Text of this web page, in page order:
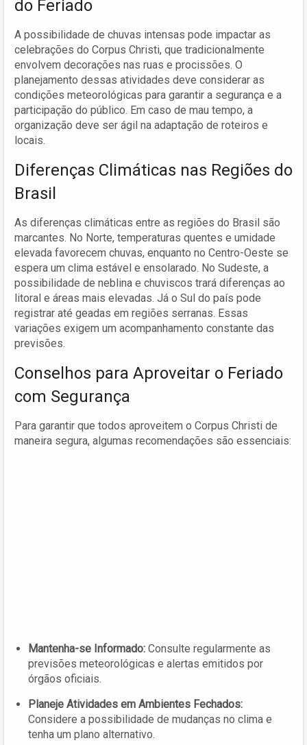
do Feriado
A possibilidade de chuvas intensas pode impactar as
celebrações do Corpus Christi, que tradicionalmente
envolvem decorações nas ruas e procissões. O
planejamento dessas atividades deve considerar as
condições meteorológicas para garantir a segurança e a
participação do público. Em caso de mau tempo, a
organização deve ser ágil na adaptação de roteiros e
locais.
Diferenças Climáticas nas Regiões do
Brasil
As diferenças climáticas entre as regiões do Brasil são
marcantes. No Norte, temperaturas quentes e umidade
elevada favorecem chuvas, enquanto no Centro-Oeste se
espera um clima estável e ensolarado. No Sudeste, a
possibilidade de neblina e chuviscos trará diferenças ao
litoral e áreas mais elevadas. Já o Sul do país pode
registrar até geadas em regiões serranas. Essas
variações exigem um acompanhamento constante das
previsões.
Conselhos para Aproveitar o Feriado
com Segurança
Para garantir que todos aproveitem o Corpus Christi de
maneira segura, algumas recomendações são essenciais:
Mantenha-se Informado: Consulte regularmente as
previsões meteorológicas e alertas emitidos por
órgãos oficiais.
Planeje Atividades em Ambientes Fechados:
Considere a possibilidade de mudanças no clima e
tenha um plano alternativo.